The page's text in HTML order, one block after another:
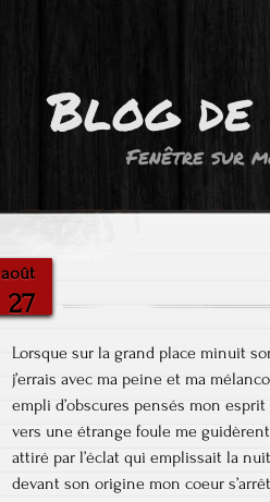
Blog de
Fenêtre sur
août
27
Lorsque sur la grand place minuit
j’errais avec ma peine et ma
empli d’obscures pensés mon esprit
vers une étrange foule me
attiré par l’éclat qui emplissait la nuit
devant son origine mon coeur